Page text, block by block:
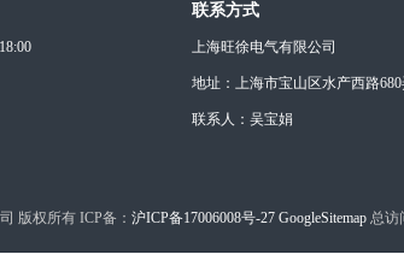
联系方式
上海旺徐电气有限公司
地址：上海市宝山区水产西路680
联系人：吴宝娟
版权所有 ICP备： 沪ICP备17006008号-27 GoogleSitemap 总访